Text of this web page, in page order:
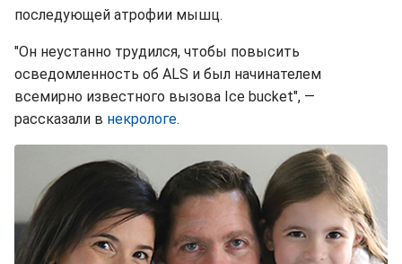
последующей атрофии мышц.
"Он неустанно трудился, чтобы повысить
осведомленность об ALS и был начинателем
всемирно известного вызова Ice bucket", —
рассказали в некрологе.